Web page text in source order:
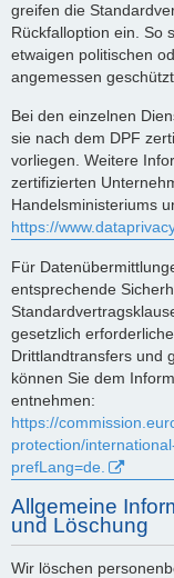
greifen die
Rückfalloption ein. So
etwaigen politischen
angemessen geschützt
Bei den einzelnen
sie nach dem DPF
vorliegen. Weitere
zertifizierten
Handelsministeriums
https://
Für
entsprechende
gesetzlich
Drittlandtransfers und
können Sie dem
entnehmen:
https://
protection/
prefLang=de.
Allgemeine
und Löschung
Wir löschen